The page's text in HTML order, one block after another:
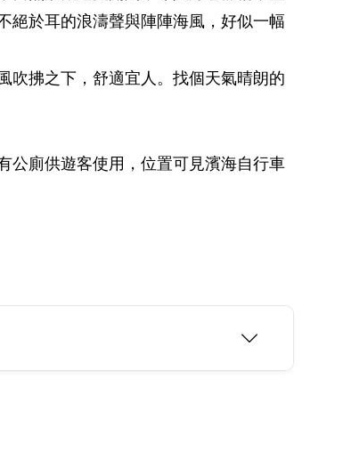
絕於耳的浪濤聲與陣陣海風，好似一幅
吹拂之下，舒適宜人。找個天氣晴朗的
公廁供遊客使用，位置可見濱海自行車